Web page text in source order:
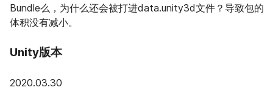
Bundle么，为什么还会被打进data.unity3d文件？导致包的
体积没有减小。
Unity版本
2020.03.30